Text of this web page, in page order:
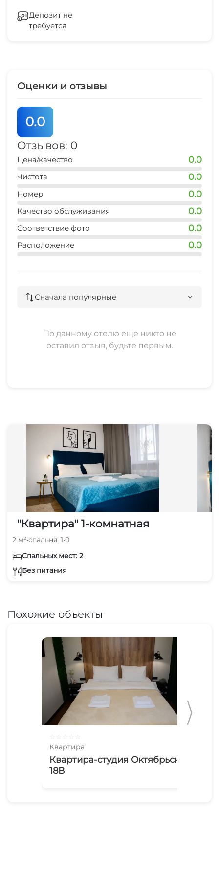
Депозит не
требуется
Оценки и отзывы
0.0
Отзывов: 0
Цена/качество 0.0
Чистота 0.0
Номер 0.0
Качество обслуживания 0.0
Соответствие фото 0.0
Расположение 0.0
Сначала популярные
По данному отелю еще никто не
оставил отзыв, будьте первым.
"Квартира" 1-комнатная
2 м²•спальня: 1•0
Спальных мест: 2
Без питания
Похожие объекты
Квартира
Квартира-студия Октябрьская
18В